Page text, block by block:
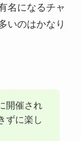
名になるチャ
いのはかなり
開催され
ずに楽し